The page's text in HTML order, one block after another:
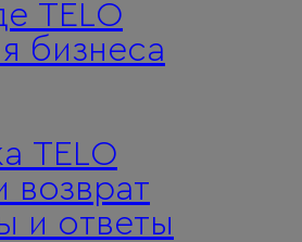
TELO
бизнеса
TELO
возврат
и ответы